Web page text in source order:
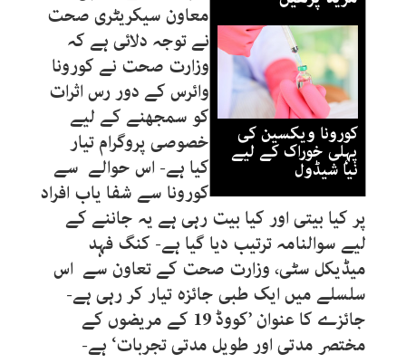
کورونا ویکسین کی
پہلی خوراک کے لیے
نیا شیڈول
معاون سیکریٹری صحت
نے توجہ دلائی ہے کہ
وزارت صحت نے کورونا
وائرس کے دور رس اثرات
کو سمجھنے کے لیے
خصوصی پروگرام تیار
کیا ہے- اس حوالے سے
کورونا سے شفا یاب افراد
پر کیا بیتی اور کیا بیت رہی ہے یہ جاننے کے
لیے سوالنامہ ترتیب دیا گیا ہے- کنگ فہد
میڈیکل سٹی، وزارت صحت کے تعاون سے اس
سلسلے میں ایک طبی جائزہ تیار کر رہی ہے-
جائزے کا عنوان ’کووڈ 19 کے مریضوں کے
مختصر مدتی اور طویل مدتی تجربات‘ ہے-